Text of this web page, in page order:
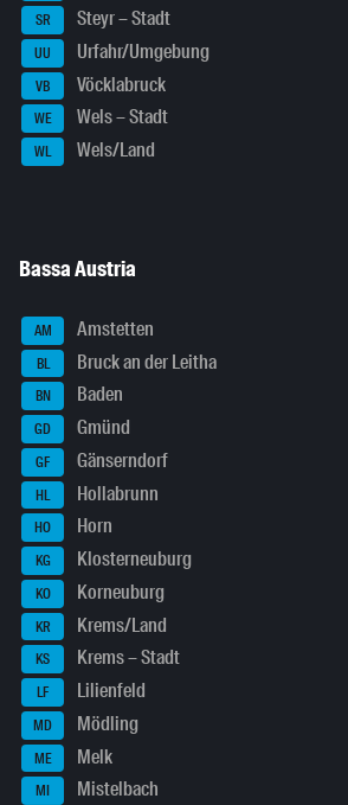
SR Steyr – Stadt
UU Urfahr/Umgebung
VB Vöcklabruck
WE Wels – Stadt
WL Wels/Land
Bassa Austria
AM Amstetten
BL Bruck an der Leitha
BN Baden
GD Gmünd
GF Gänserndorf
HL Hollabrunn
HO Horn
KG Klosterneuburg
KO Korneuburg
KR Krems/Land
KS Krems – Stadt
LF Lilienfeld
MD Mödling
ME Melk
MI Mistelbach